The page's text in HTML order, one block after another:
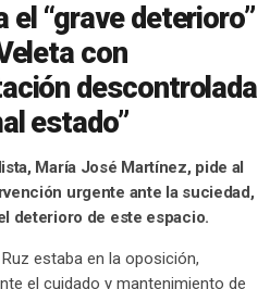
el “grave deterioro”
con
descontrolada
estado”
María José Martínez, pide al
urgente ante la suciedad,
deterioro de este espacio.
estaba en la oposición,
el cuidado y mantenimiento de